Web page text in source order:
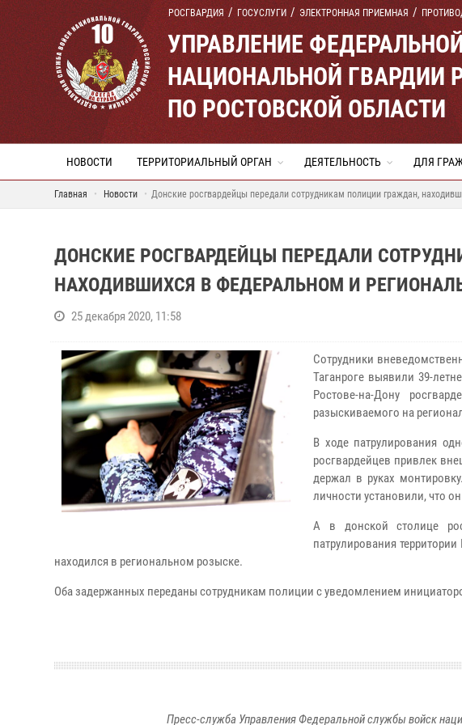
РОСГВАРДИЯ ГОСУСЛУГИ ЭЛЕКТРОННАЯ ПРИЕМНАЯ
УПРАВЛЕНИЕ
НАЦИОНАЛЬНОЙ ГВАРДИИ
ПО РОСТОВСКОЙ ОБЛАСТИ
НОВОСТИ ТЕРРИТОРИАЛЬНЫЙ ОРГАН ДЕЯТЕЛЬНОСТЬ ДЛЯ
Главная Новости Донские росгвардейцы передали сотрудникам полиции граждан,
ДОНСКИЕ РОСГВАРДЕЙЦЫ ПЕРЕДАЛИ
НАХОДИВШИХСЯ В ФЕДЕРАЛЬНОМ И
25 декабря 2020, 11:58
Сотрудники
Таганроге выявили 39-
Ростове-на-Дону
разыскиваемого на
В ходе патрулирования
росгвардейцев привлек
держал в руках
личности установили, что
А в донской столице
патрулирования
находился в региональном розыске.
Оба задержанных переданы сотрудникам полиции с уведомлением
Пресс-служба Управления Федеральной службы войск